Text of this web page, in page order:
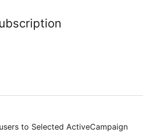
to Selected ActiveCampaign